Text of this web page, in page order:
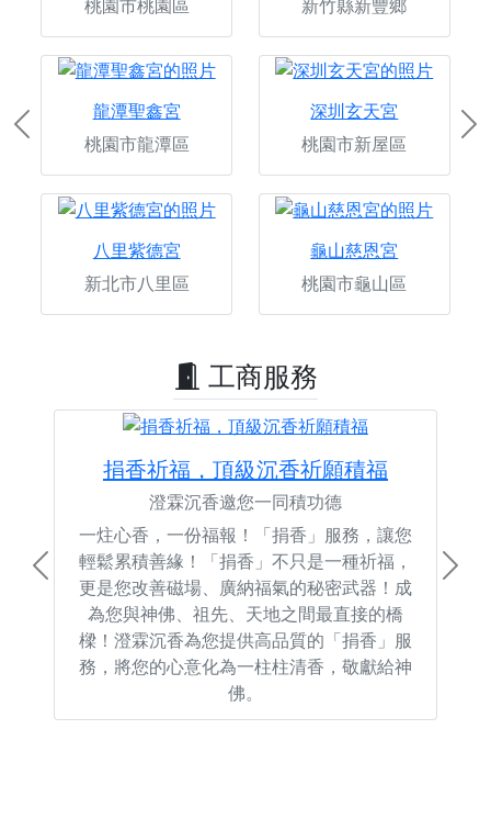
桃園市桃園區
新竹縣新豐鄉
龍潭聖鑫宮
桃園市龍潭區
深圳玄天宮
桃園市新屋區
八里紫德宮
新北市八里區
龜山慈恩宮
桃園市龜山區
Previous
工商服務
捐香祈福，頂級沉香祈願積福
澄霖沉香邀您一同積功德
一炷心香，一份福報！「捐香」服務，讓您
輕鬆累積善緣！「捐香」不只是一種祈福，
更是您改善磁場、廣納福氣的秘密武器！成
為您與神佛、祖先、天地之間最直接的橋
樑！澄霖沉香為您提供高品質的「捐香」服
務，將您的心意化為一柱柱清香，敬獻給神
佛。
Previous Next